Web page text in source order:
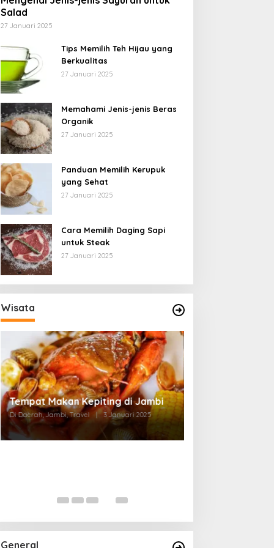
Salad
27 Januari 2025
Tips Memilih Teh Hijau yang
Berkualitas
27 Januari 2025
Memahami Jenis-jenis Beras
Organik
27 Januari 2025
Panduan Memilih Kerupuk
yang Sehat
27 Januari 2025
Cara Memilih Daging Sapi
untuk Steak
27 Januari 2025
Wisata
Tempat Makan di Thehok Jambi
Di Daerah, Jambi, Travel | 3 Januari 2025
General